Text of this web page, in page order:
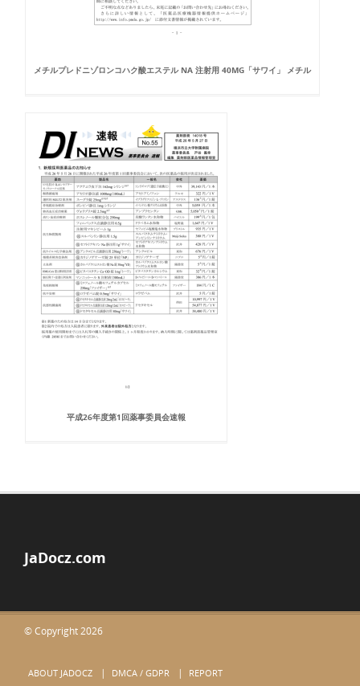
メチルプレドニゾロンコハク酸エステル NA 注射用 40MG「サワイ」 メチル
平成26年度第1回薬事委員会速報
JaDocz.com
© Copyright 2026
ABOUT JADOCZ DMCA / GDPR REPORT